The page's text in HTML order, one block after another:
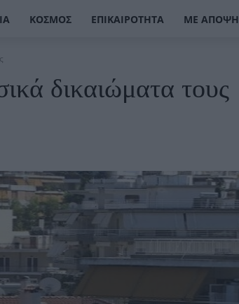
ΚΌΣΜΟΣ ΕΠΙΚΑΙΡΌΤΗΤΑ ΜΕ ΆΠΟΨΗ
δικαιώματα τους